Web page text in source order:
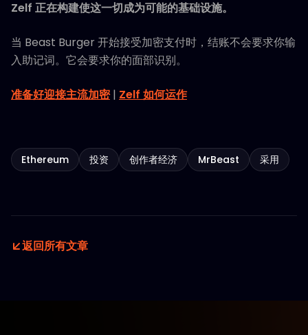
Zelf 正在构建使这一切成为可能的基础设施。
当 Beast Burger 开始接受加密支付时，结账不会要求你输
入助记词。它会要求你的面部识别。
准备好迎接主流加密| Zelf 如何运作
Ethereum 投资 创作者经济 MrBeast 采用
返回所有文章